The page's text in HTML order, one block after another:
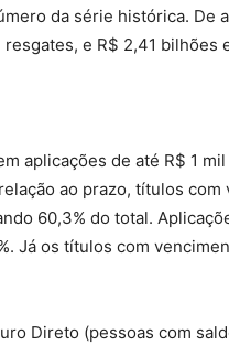
da série histórica. De
e R$ 2,41 bilhões
aplicações de até R$ 1
ao prazo, títulos
60,3% do total.
Já os títulos com
Direto (pessoas com